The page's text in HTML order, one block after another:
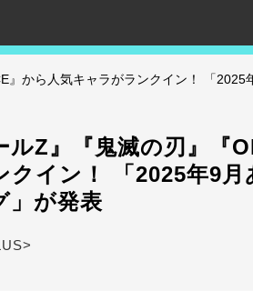
』から人気キャラがランクイン！ 「
ルZ』『鬼滅の刃』『
クイン！ 「2025年9
」が発表